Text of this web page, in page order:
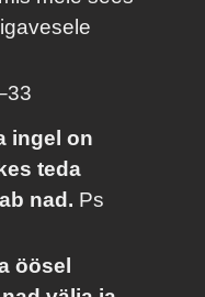
ingel on
teda
nad. Ps
öösel